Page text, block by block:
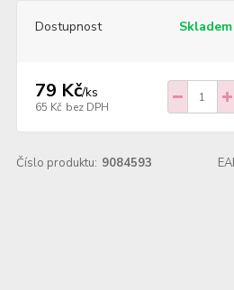
Dostupnost Skladem
79 Kč/ks
65 Kč bez DPH
Číslo produktu: 9084593